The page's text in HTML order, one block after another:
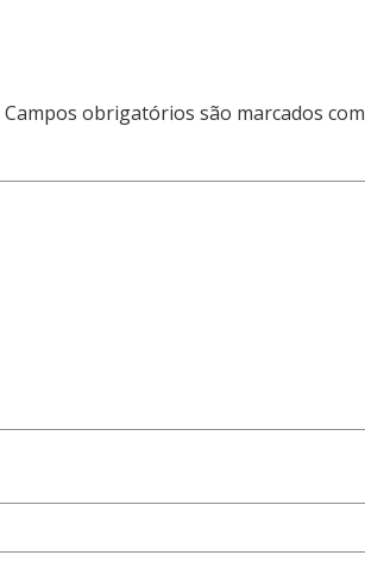
Campos obrigatórios são marcados com